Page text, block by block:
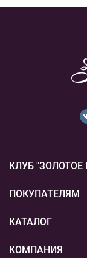
КЛУБ "ЗОЛОТОЕ
Новости
Акции
ПОКУПАТЕЛЯМ
Бонусная система
Подарочные
КАТАЛОГ
Вышивка
КОМПАНИЯ